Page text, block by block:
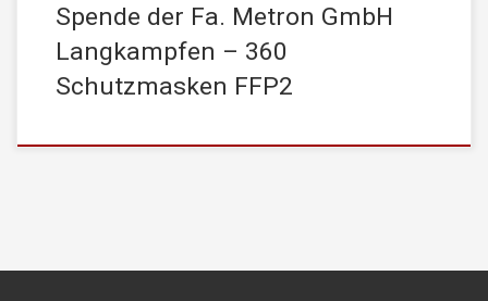
Spende der Fa. Metron GmbH
Langkampfen – 360
Schutzmasken FFP2